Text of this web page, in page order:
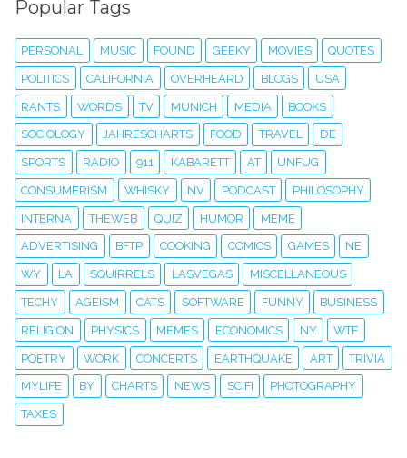
Popular Tags
PERSONAL MUSIC FOUND GEEKY MOVIES QUOTES
POLITICS CALIFORNIA OVERHEARD BLOGS USA
RANTS WORDS TV MUNICH MEDIA BOOKS
SOCIOLOGY JAHRESCHARTS FOOD TRAVEL DE
SPORTS RADIO 911 KABARETT AT UNFUG
CONSUMERISM WHISKY NV PODCAST PHILOSOPHY
INTERNA THEWEB QUIZ HUMOR MEME
ADVERTISING BFTP COOKING COMICS GAMES NE
WY LA SQUIRRELS LASVEGAS MISCELLANEOUS
TECHY AGEISM CATS SOFTWARE FUNNY BUSINESS
RELIGION PHYSICS MEMES ECONOMICS NY WTF
POETRY WORK CONCERTS EARTHQUAKE ART TRIVIA
MYLIFE BY CHARTS NEWS SCIFI PHOTOGRAPHY
TAXES